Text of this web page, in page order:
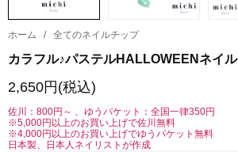
ホーム / 全てのネイルチップ
カラフル♪パステルHALLOWEENネイル
2,650円(税込)
佐川：800円～ 、ゆうパケット：全国一律350円
※5,000円以上のお買い上げで佐川無料
※4,000円以上のお買い上げでゆうパケット無料
日本製、日本人ネイリストが作成